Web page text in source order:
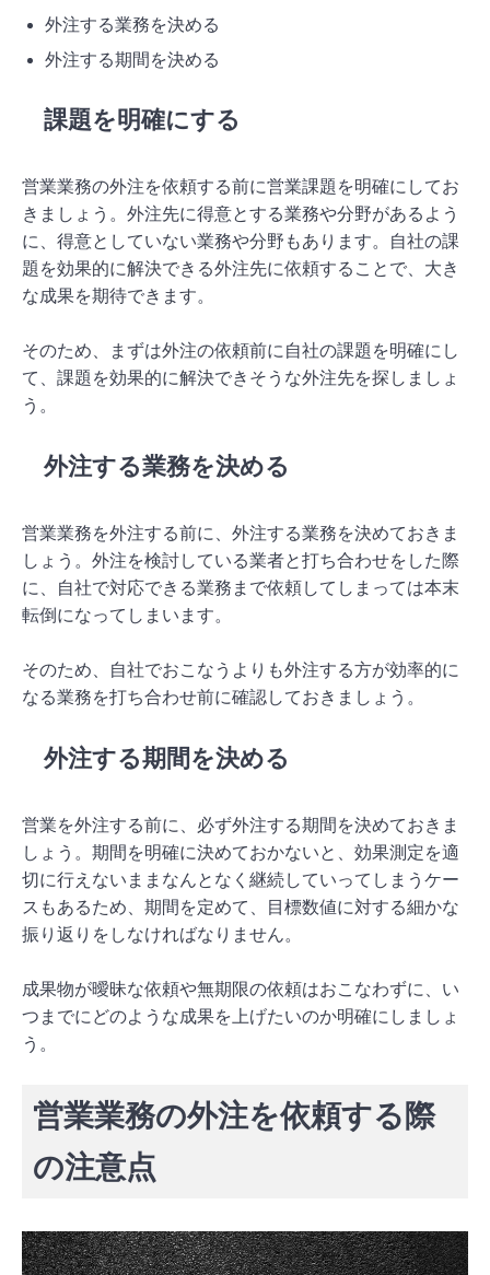
外注する業務を決める
外注する期間を決める
課題を明確にする
営業業務の外注を依頼する前に営業課題を明確にしてお
きましょう。外注先に得意とする業務や分野があるよう
に、得意としていない業務や分野もあります。自社の課
題を効果的に解決できる外注先に依頼することで、大き
な成果を期待できます。
そのため、まずは外注の依頼前に自社の課題を明確にし
て、課題を効果的に解決できそうな外注先を探しましょ
う。
外注する業務を決める
営業業務を外注する前に、外注する業務を決めておきま
しょう。外注を検討している業者と打ち合わせをした際
に、自社で対応できる業務まで依頼してしまっては本末
転倒になってしまいます。
そのため、自社でおこなうよりも外注する方が効率的に
なる業務を打ち合わせ前に確認しておきましょう。
外注する期間を決める
営業を外注する前に、必ず外注する期間を決めておきま
しょう。期間を明確に決めておかないと、効果測定を適
切に行えないままなんとなく継続していってしまうケー
スもあるため、期間を定めて、目標数値に対する細かな
振り返りをしなければなりません。
成果物が曖昧な依頼や無期限の依頼はおこなわずに、い
つまでにどのような成果を上げたいのか明確にしましょ
う。
営業業務の外注を依頼する際
の注意点